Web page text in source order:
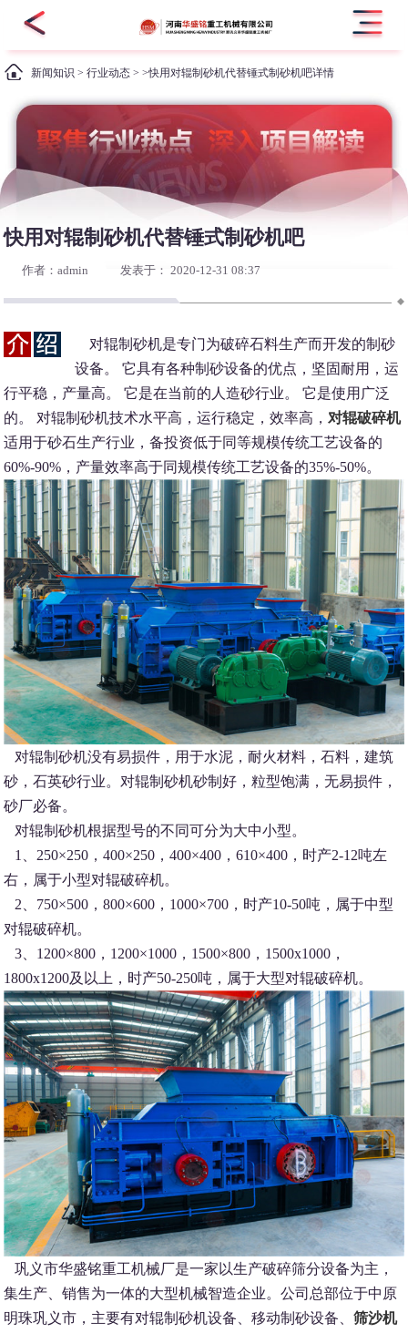
新闻知识 >行业动态 > >快用对辊制砂机代替锤式制砂机吧详情
快用对辊制砂机代替锤式制砂机吧
作者：admin 发表于： 2020-12-31 08:37
对辊制砂机是专门为破碎石料生产而开发的制砂
设备。 它具有各种制砂设备的优点，坚固耐用，运
行平稳，产量高。 它是在当前的人造砂行业。 它是使用广泛
的。 对辊制砂机技术水平高，运行稳定，效率高， 对辊破碎机
适用于砂石生产行业，备投资低于同等规模传统工艺设备的
60%-90%，产量效率高于同规模传统工艺设备的35%-50%。
对辊制砂机没有易损件，用于水泥，耐火材料，石料，建筑
砂，石英砂行业。对辊制砂机砂制好，粒型饱满，无易损件，
砂厂必备。
对辊制砂机根据型号的不同可分为大中小型。
1、250×250，400×250，400×400，610×400，时产2-12吨左
右，属于小型对辊破碎机。
2、750×500，800×600，1000×700，时产10-50吨，属于中型
对辊破碎机。
3、1200×800，1200×1000，1500×800，1500x1000，
1800x1200及以上，时产50-250吨，属于大型对辊破碎机。
巩义市华盛铭重工机械厂是一家以生产破碎筛分设备为主，
集生产、销售为一体的大型机械智造企业。公司总部位于中原
明珠巩义市，主要有对辊制砂机设备、移动制砂设备、筛沙机